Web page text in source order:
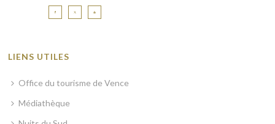
LIENS UTILES
Office du tourisme de Vence
Médiathèque